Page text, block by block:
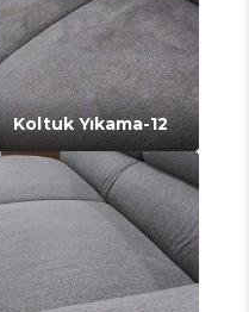
Koltuk Yıkama-12